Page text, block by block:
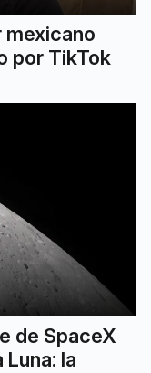
mexicano
por TikTok
de SpaceX
la